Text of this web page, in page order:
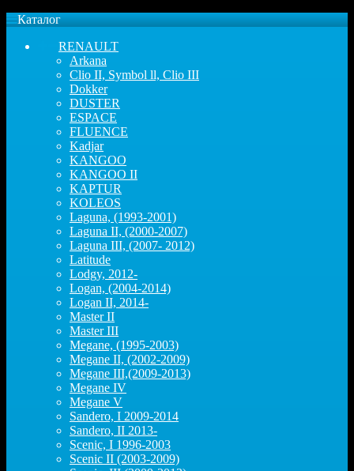
Каталог
RENAULT
Arkana
Clio II, Symbol ll, Clio III
Dokker
DUSTER
ESPACE
FLUENCE
Kadjar
KANGOO
KANGOO II
KAPTUR
KOLEOS
Laguna, (1993-2001)
Laguna II, (2000-2007)
Laguna III, (2007- 2012)
Latitude
Lodgy, 2012-
Logan, (2004-2014)
Logan II, 2014-
Master II
Master III
Megane, (1995-2003)
Megane II, (2002-2009)
Megane III,(2009-2013)
Megane IV
Megane V
Sandero, I 2009-2014
Sandero, II 2013-
Scenic, I 1996-2003
Scenic II (2003-2009)